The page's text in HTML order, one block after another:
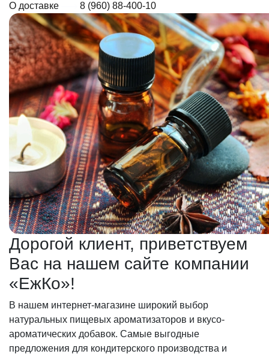
О доставке 8 (960) 88-400-10
Дорогой клиент, приветствуем
Вас на нашем сайте компании
«ЕжКо»!
В нашем интернет-магазине широкий выбор
натуральных пищевых ароматизаторов и вкусо-
ароматических добавок. Самые выгодные
предложения для кондитерского производства и